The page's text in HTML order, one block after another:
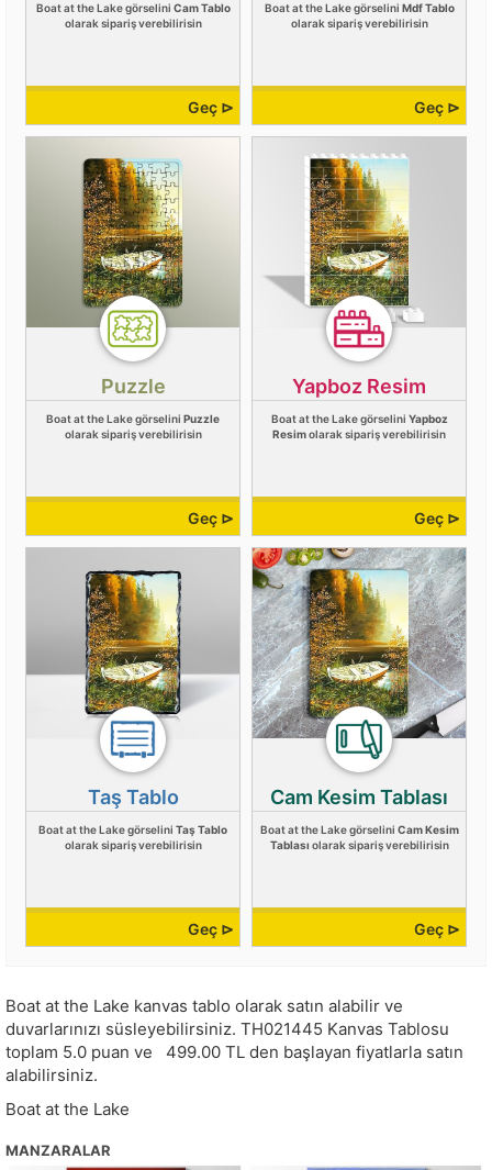
Boat at the Lake görselini Cam Tablo
olarak sipariş verebilirisin
Geç ⊳
Boat at the Lake görselini Mdf Tablo
olarak sipariş verebilirisin
Geç ⊳
Puzzle
Boat at the Lake görselini Puzzle
olarak sipariş verebilirisin
Geç ⊳
Yapboz Resim
Boat at the Lake görselini Yapboz
Resimolarak sipariş verebilirisin
Geç ⊳
Taş Tablo
Boat at the Lake görselini Taş Tablo
olarak sipariş verebilirisin
Geç ⊳
Cam Kesim Tablası
Boat at the Lake görselini Cam Kesim
Tablası olarak sipariş verebilirisin
Geç ⊳
Boat at the Lake kanvas tablo olarak satın alabilir ve
duvarlarınızı süsleyebilirsiniz. TH021445 Kanvas Tablosu
toplam 5.0 puan ve 499.00 TL den başlayan fiyatlarla satın
alabilirsiniz.
Boat at the Lake
MANZARALAR